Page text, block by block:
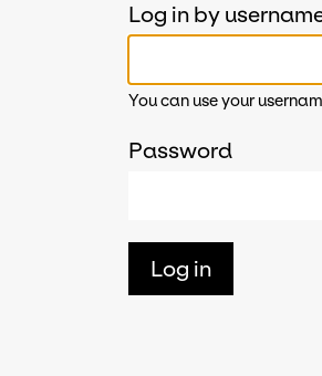
Log in by
You can use your
Password